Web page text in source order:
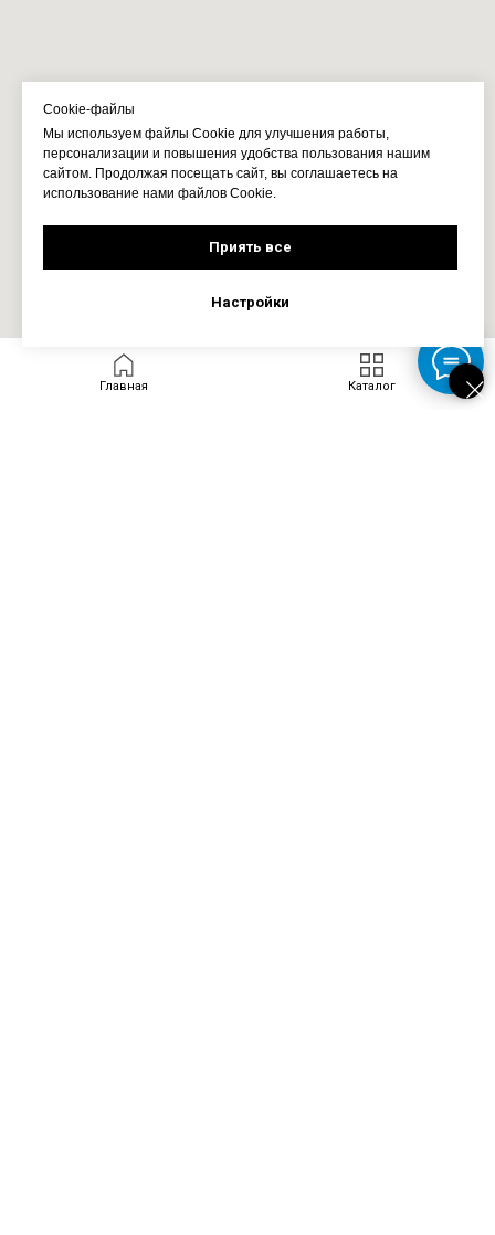
Cookie-файлы
Мы используем файлы Cookie для улучшения работы,
персонализации и повышения удобства пользования нашим
сайтом. Продолжая посещать сайт, вы соглашаетесь на
использование нами файлов Cookie.
Приять все
Настройки
Главная Каталог